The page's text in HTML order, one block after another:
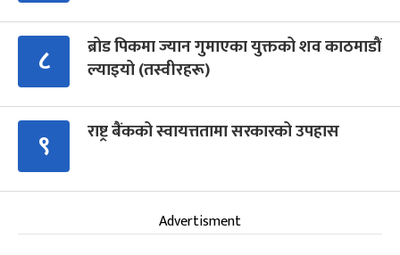
८
ब्रोड पिकमा ज्यान गुमाएका युक्तको शव काठमाडौं
ल्याइयो (तस्वीरहरू)
९ राष्ट्र बैंकको स्वायत्ततामा सरकारको उपहास
Advertisment